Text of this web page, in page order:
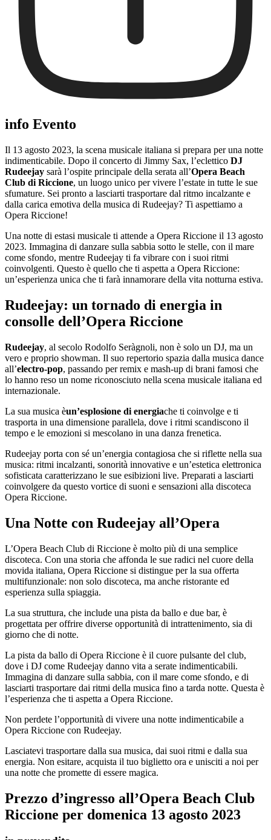
info Evento
Il 13 agosto 2023, la scena musicale italiana si prepara per una notte
indimenticabile. Dopo il concerto di Jimmy Sax, l’eclettico DJ
Rudeejay sarà l’ospite principale della serata all’Opera Beach
Club di Riccione, un luogo unico per vivere l’estate in tutte le sue
sfumature. Sei pronto a lasciarti trasportare dal ritmo incalzante e
dalla carica emotiva della musica di Rudeejay? Ti aspettiamo a
Opera Riccione!
Una notte di estasi musicale ti attende a Opera Riccione il 13 agosto
2023. Immagina di danzare sulla sabbia sotto le stelle, con il mare
come sfondo, mentre Rudeejay ti fa vibrare con i suoi ritmi
coinvolgenti. Questo è quello che ti aspetta a Opera Riccione:
un’esperienza unica che ti farà innamorare della vita notturna estiva.
Rudeejay: un tornado di energia in
consolle dell’Opera Riccione
Rudeejay, al secolo Rodolfo Seràgnoli, non è solo un DJ, ma un
vero e proprio showman. Il suo repertorio spazia dalla musica dance
all’electro-pop, passando per remix e mash-up di brani famosi che
lo hanno reso un nome riconosciuto nella scena musicale italiana ed
internazionale.
La sua musica èun’esplosione di energiache ti coinvolge e ti
trasporta in una dimensione parallela, dove i ritmi scandiscono il
tempo e le emozioni si mescolano in una danza frenetica.
Rudeejay porta con sé un’energia contagiosa che si riflette nella sua
musica: ritmi incalzanti, sonorità innovative e un’estetica elettronica
sofisticata caratterizzano le sue esibizioni live. Preparati a lasciarti
coinvolgere da questo vortice di suoni e sensazioni alla discoteca
Opera Riccione.
Una Notte con Rudeejay all’Opera
L’Opera Beach Club di Riccione è molto più di una semplice
discoteca. Con una storia che affonda le sue radici nel cuore della
movida italiana, Opera Riccione si distingue per la sua offerta
multifunzionale: non solo discoteca, ma anche ristorante ed
esperienza sulla spiaggia.
La sua struttura, che include una pista da ballo e due bar, è
progettata per offrire diverse opportunità di intrattenimento, sia di
giorno che di notte.
La pista da ballo di Opera Riccione è il cuore pulsante del club,
dove i DJ come Rudeejay danno vita a serate indimenticabili.
Immagina di danzare sulla sabbia, con il mare come sfondo, e di
lasciarti trasportare dai ritmi della musica fino a tarda notte. Questa è
l’esperienza che ti aspetta a Opera Riccione.
Non perdete l’opportunità di vivere una notte indimenticabile a
Opera Riccione con Rudeejay.
Lasciatevi trasportare dalla sua musica, dai suoi ritmi e dalla sua
energia. Non esitare, acquista il tuo biglietto ora e unisciti a noi per
una notte che promette di essere magica.
Prezzo d’ingresso all’Opera Beach Club
Riccione per domenica 13 agosto 2023